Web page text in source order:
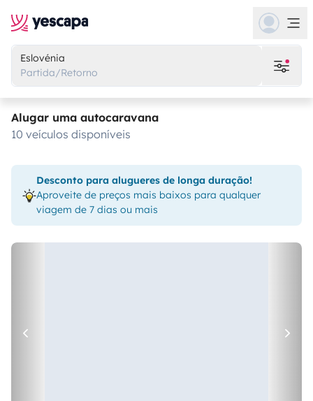
Eslovénia
Partida/Retorno
Alugar uma autocaravana
10 veículos disponíveis
Desconto para alugueres de longa duração!
Aproveite de preços mais baixos para qualquer
viagem de 7 dias ou mais